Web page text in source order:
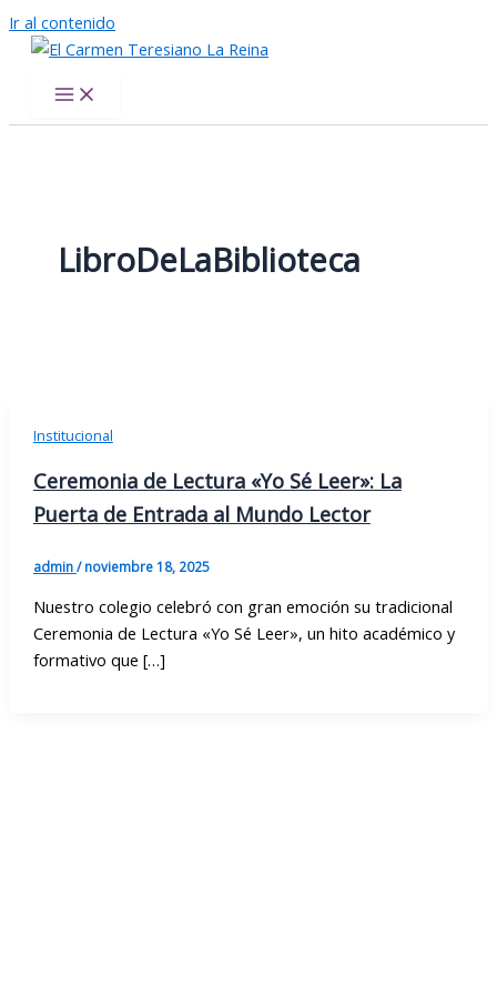
Ir al contenido
LibroDeLaBiblioteca
Institucional
Ceremonia de Lectura «Yo Sé Leer»: La
Puerta de Entrada al Mundo Lector
admin/noviembre 18, 2025
Nuestro colegio celebró con gran emoción su tradicional
Ceremonia de Lectura «Yo Sé Leer», un hito académico y
formativo que […]